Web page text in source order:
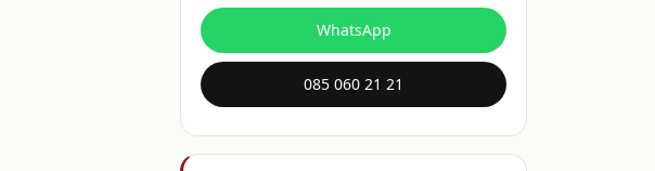
WhatsApp
085 060 21 21